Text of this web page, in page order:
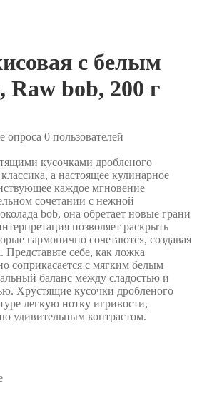
с белым
bob, 200 г
опроса 0 пользователей
кусочками дробленого
а настоящее кулинарное
каждое мгновение
сочетании с нежной
bob, она обретает новые грани
позволяет раскрыть
гармонично сочетаются, создавая
себе, как ложка
соприкасается с мягким белым
баланс между сладостью и
Хрустящие кусочки дробленого
легкую нотку игривости,
удивительным контрастом.